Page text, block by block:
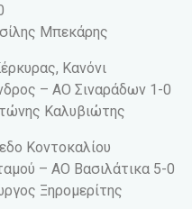
Μπεκάρης
Κανόνι
– ΑΟ Σιναράδων 1-0
Καλυβιώτης
Κοντοκαλίου
– ΑΟ Βασιλάτικα 5-0
Ξηρομερίτης